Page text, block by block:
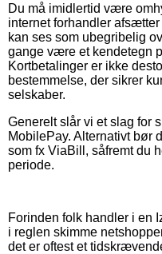
Du må imidlertid være
internet forhandler
kan ses som ubegribelig
gange være et kendetegn
Kortbetalinger er ikke
bestemmelse, der sikrer
selskaber.
Generelt slår vi et slag for
MobilePay. Alternativt bør
som fx ViaBill, såfremt du
periode.
Forinden folk handler i en
i reglen skimme
det er oftest et